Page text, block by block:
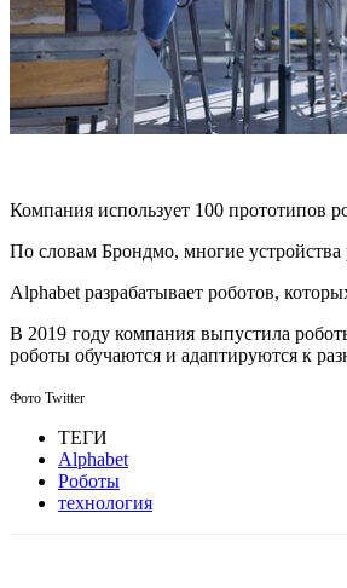
Компания использует 100 прототипов
По словам Брондмо, многие
Alphabet разрабатывает роботов,
В 2019 году компания выпустила
роботы обучаются и адаптируются к
Фото Twitter
ТЕГИ
Alphabet
Роботы
технология